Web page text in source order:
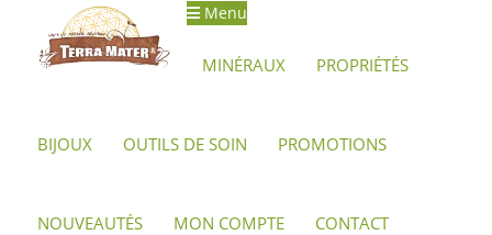
Aller
Aller
au
Menu
MINÉRAUX PROPRIÉTÉS
BIJOUX OUTILS DE SOIN PROMOTIONS
NOUVEAUTÉS MON COMPTE CONTACT
Accueil Minéraux, pierres et cristaux Malachite
Boîte en